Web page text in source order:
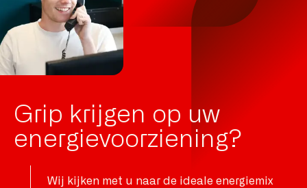
Grip krijgen op uw
energie­voorziening?
Wij kijken met u naar de ideale energiemix